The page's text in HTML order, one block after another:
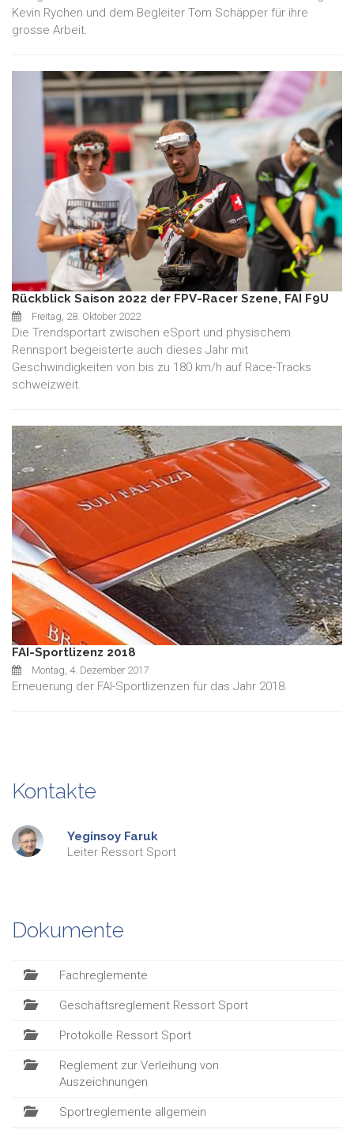
Kevin Rychen und dem Begleiter Tom Schäpper für ihre
grosse Arbeit.
Rückblick Saison 2022 der FPV-Racer Szene, FAI F9U
Freitag, 28. Oktober 2022
Die Trendsportart zwischen eSport und physischem
Rennsport begeisterte auch dieses Jahr mit
Geschwindigkeiten von bis zu 180 km/h auf Race-Tracks
schweizweit.
FAI-Sportlizenz 2018
Montag, 4. Dezember 2017
Erneuerung der FAI-Sportlizenzen für das Jahr 2018.
Kontakte
Yeginsoy Faruk
Leiter Ressort Sport
Dokumente
Fachreglemente
Geschäftsreglement Ressort Sport
Protokolle Ressort Sport
Reglement zur Verleihung von
Auszeichnungen
Sportreglemente allgemein